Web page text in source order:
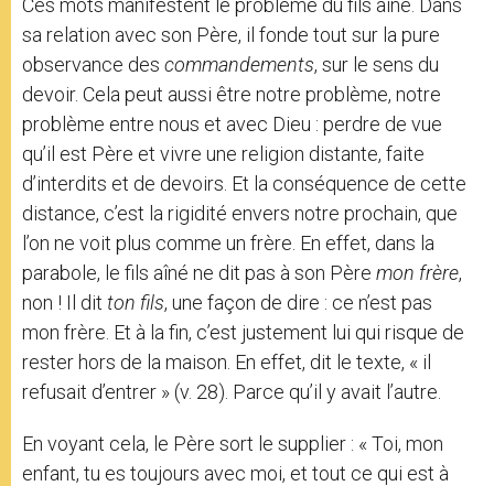
Ces mots manifestent le problème du fils aîné. Dans
sa relation avec son Père, il fonde tout sur la pure
observance des commandements, sur le sens du
devoir. Cela peut aussi être notre problème, notre
problème entre nous et avec Dieu : perdre de vue
qu’il est Père et vivre une religion distante, faite
d’interdits et de devoirs. Et la conséquence de cette
distance, c’est la rigidité envers notre prochain, que
l’on ne voit plus comme un frère. En effet, dans la
parabole, le fils aîné ne dit pas à son Père mon frère,
non ! Il dit ton fils, une façon de dire : ce n’est pas
mon frère. Et à la fin, c’est justement lui qui risque de
rester hors de la maison. En effet, dit le texte, « il
refusait d’entrer » (v. 28). Parce qu’il y avait l’autre.
En voyant cela, le Père sort le supplier : « Toi, mon
enfant, tu es toujours avec moi, et tout ce qui est à